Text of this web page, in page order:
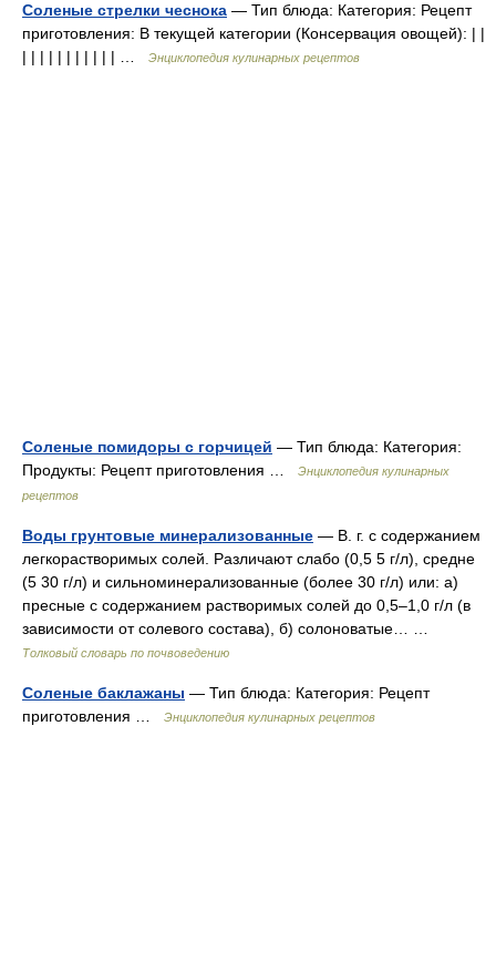
Соленые стрелки чеснока — Тип блюда: Категория: Рецепт
приготовления: В текущей категории (Консервация овощей): | |
| | | | | | | | | | | …
Энциклопедия кулинарных рецептов
Соленые помидоры с горчицей — Тип блюда: Категория:
Продукты: Рецепт приготовления …
Энциклопедия кулинарных
рецептов
Воды грунтовые минерализованные — В. г. с содержанием
легкорастворимых солей. Различают слабо (0,5 5 г/л), средне
(5 30 г/л) и сильноминерализованные (более 30 г/л) или: а)
пресные с содержанием растворимых солей до 0,5–1,0 г/л (в
зависимости от солевого состава), б) солоноватые… …
Толковый словарь по почвоведению
Соленые баклажаны — Тип блюда: Категория: Рецепт
приготовления …
Энциклопедия кулинарных рецептов